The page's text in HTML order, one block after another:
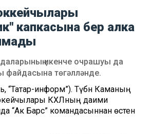
капкасына бер алка
икенче очрашуы да
файдасына төгәлләнде.
“Татар-информ”). Түбән Каманың
КХЛның даими
“Ак Барс” командасыннан өстен